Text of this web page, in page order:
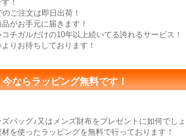
！
ご注文は即日出荷！
がお手元に届きます！
チガルだけの10年以上続いてる誇れるサービス！
りお待ちしております！
ならラッピング無料です！
バッグ♪又はメンズ財布をプレゼントに如何でし
を使ったラッピングを無料で行っております！